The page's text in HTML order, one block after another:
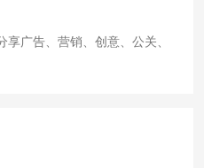
广告、营销、创意、公关、